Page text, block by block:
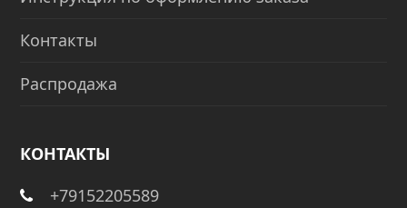
Контакты
Распродажа
КОНТАКТЫ
+79152205589